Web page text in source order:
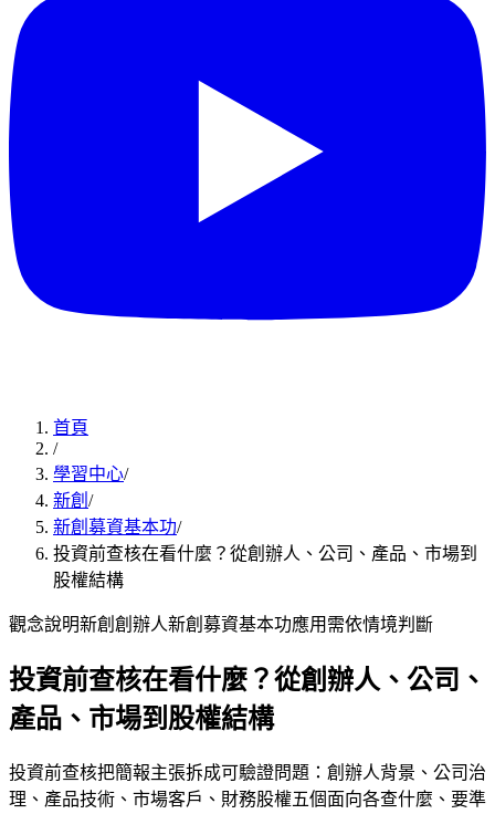
首頁
/
學習中心/
新創 /
新創募資基本功/
投資前查核在看什麼？從創辦人、公司、產品、市場到
股權結構
觀念說明新創創辦人新創募資基本功應用 需依情境判斷
投資前查核在看什麼？從創辦人、公司、
產品、市場到股權結構
投資前查核把簡報主張拆成可驗證問題：創辦人背景、公司治
理、產品技術、市場客戶、財務股權五個面向各查什麼、要準